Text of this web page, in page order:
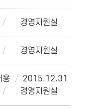
경영지원실
경영지원실
용
2015.12.31
경영지원실